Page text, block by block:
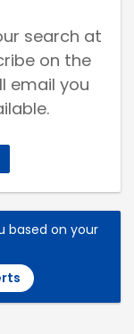
search at
on the
email you
based on your